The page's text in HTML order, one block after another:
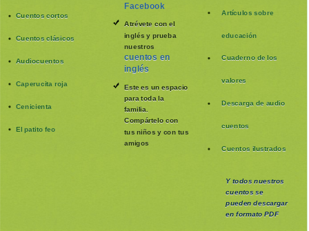
Cuentos cortos
Cuentos clásicos
Audiocuentos
Caperucita roja
Cenicienta
El patito feo
Facebook
Atrévete con el
inglés y prueba
nuestros
cuentos en
inglés
Este es un espacio
para toda la
familia.
Compártelo con
tus niños y con tus
amigos
Artículos sobre
educación
Cuaderno de los
valores
Descarga de audio
cuentos
Cuentos ilustrados
Y todos nuestros
cuentos se
puedendescargar
en formato PDF